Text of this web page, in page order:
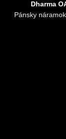
Dharma
Pánsky